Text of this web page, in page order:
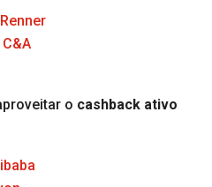
o cashback ativo